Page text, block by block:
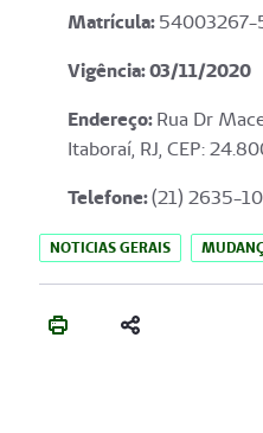
Matrícula:54003267-
Vigência: 03/11/2020
Endereço:Rua Dr
Itaboraí, RJ, CEP:
Telefone:(21) 2635-
NOTICIAS GERAIS